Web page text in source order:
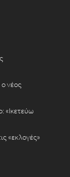
νέος
«Ικετεύω
«εκλογές»